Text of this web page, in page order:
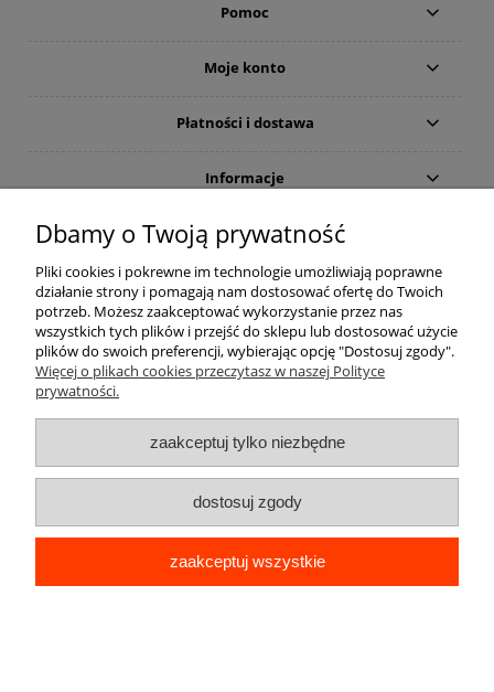
Pomoc
Moje konto
Płatności i dostawa
Informacje
O nas
Sklep internetowy Shoper Premium
Dbamy o Twoją prywatność
Pliki cookies i pokrewne im technologie umożliwiają poprawne
działanie strony i pomagają nam dostosować ofertę do Twoich
potrzeb. Możesz zaakceptować wykorzystanie przez nas
wszystkich tych plików i przejść do sklepu lub dostosować użycie
plików do swoich preferencji, wybierając opcję "Dostosuj zgody".
Więcej o plikach cookies przeczytasz w naszej Polityce
prywatności.
zaakceptuj tylko niezbędne
dostosuj zgody
zaakceptuj wszystkie